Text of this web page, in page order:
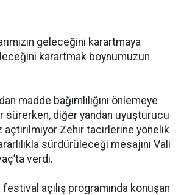
geleceğini karartmaya
karartmak boynumuzun
madde bağımlılığını önlemeye
sürerken, diğer yandan uyuşturucu
Zehir tacirlerine yönelik
sürdürüleceği mesajını Vali
verdi.
festival açılış programında konuşan